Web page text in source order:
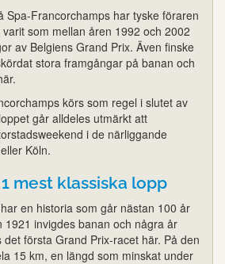
Spa-Francorchamps har tyske föraren
som mellan åren 1992 och 2002
av Belgiens Grand Prix. Även finske
stora framgångar på banan och
körs som regel i slutet av
går alldeles utmärkt att
i de närliggande
Köln.
mest klassiska lopp
en historia som går nästan 100 år
1921 invigdes banan och några år
första Grand Prix-racet här. På den
15 km, en längd som minskat under